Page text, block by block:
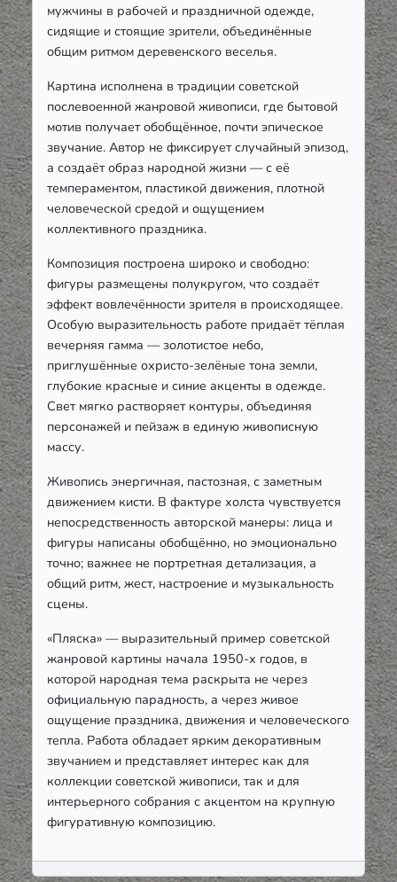
мужчины в рабочей и праздничной одежде,
сидящие и стоящие зрители, объединённые
общим ритмом деревенского веселья.
Картина исполнена в традиции советской
послевоенной жанровой живописи, где бытовой
мотив получает обобщённое, почти эпическое
звучание. Автор не фиксирует случайный эпизод,
а создаёт образ народной жизни — с её
темпераментом, пластикой движения, плотной
человеческой средой и ощущением
коллективного праздника.
Композиция построена широко и свободно:
фигуры размещены полукругом, что создаёт
эффект вовлечённости зрителя в происходящее.
Особую выразительность работе придаёт тёплая
вечерняя гамма — золотистое небо,
приглушённые охристо-зелёные тона земли,
глубокие красные и синие акценты в одежде.
Свет мягко растворяет контуры, объединяя
персонажей и пейзаж в единую живописную
массу.
Живопись энергичная, пастозная, с заметным
движением кисти. В фактуре холста чувствуется
непосредственность авторской манеры: лица и
фигуры написаны обобщённо, но эмоционально
точно; важнее не портретная детализация, а
общий ритм, жест, настроение и музыкальность
сцены.
«Пляска» — выразительный пример советской
жанровой картины начала 1950-х годов, в
которой народная тема раскрыта не через
официальную парадность, а через живое
ощущение праздника, движения и человеческого
тепла. Работа обладает ярким декоративным
звучанием и представляет интерес как для
коллекции советской живописи, так и для
интерьерного собрания с акцентом на крупную
фигуративную композицию.